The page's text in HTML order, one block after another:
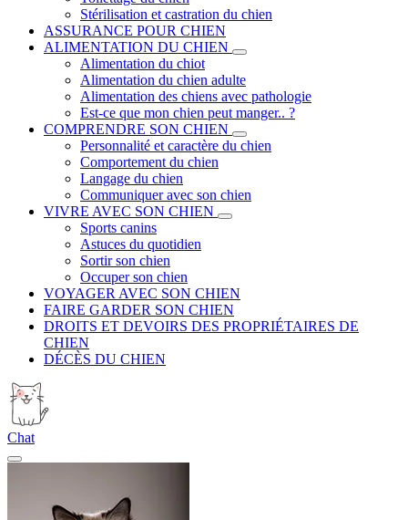
Stérilisation et castration du chien
ASSURANCE POUR CHIEN
ALIMENTATION DU CHIEN
Alimentation du chiot
Alimentation du chien adulte
Alimentation des chiens avec pathologie
Est-ce que mon chien peut manger.. ?
COMPRENDRE SON CHIEN
Personnalité et caractère du chien
Comportement du chien
Langage du chien
Communiquer avec son chien
VIVRE AVEC SON CHIEN
Sports canins
Astuces du quotidien
Sortir son chien
Occuper son chien
VOYAGER AVEC SON CHIEN
FAIRE GARDER SON CHIEN
DROITS ET DEVOIRS DES PROPRIÉTAIRES DE
CHIEN
DÉCÈS DU CHIEN
Chat